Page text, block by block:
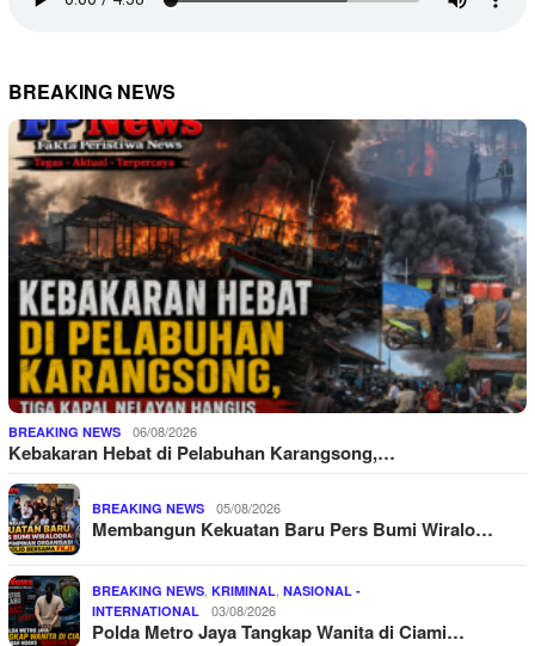
BREAKING NEWS
BREAKING NEWS 06/08/2026
Kebakaran Hebat di Pelabuhan Karangsong,…
BREAKING NEWS 05/08/2026
Membangun Kekuatan Baru Pers Bumi Wiralo…
BREAKING NEWS KRIMINAL NASIONAL -
INTERNATIONAL
03/08/2026
Polda Metro Jaya Tangkap Wanita di Ciami…